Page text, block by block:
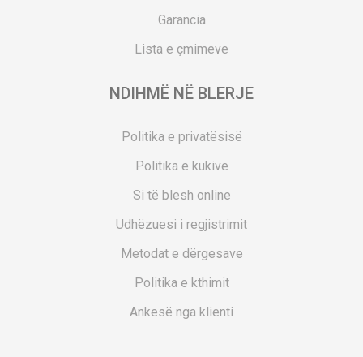
Garancia
Lista e çmimeve
NDIHMË NË BLERJE
Politika e privatësisë
Politika e kukive
Si të blesh online
Udhëzuesi i regjistrimit
Metodat e dërgesave
Politika e kthimit
Ankesë nga klienti